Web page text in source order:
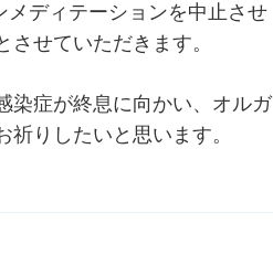
ディテーションを中止させ
せていただきます。
染症が終息に向かい、オルガ
りしたいと思います。